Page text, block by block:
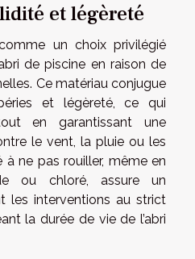
et légèreté
comme un choix privilégié
de piscine en raison de
Ce matériau conjugue
et légèreté, ce qui
en garantissant une
le vent, la pluie ou les
à ne pas rouiller, même en
ou chloré, assure un
les interventions au strict
la durée de vie de l’abri